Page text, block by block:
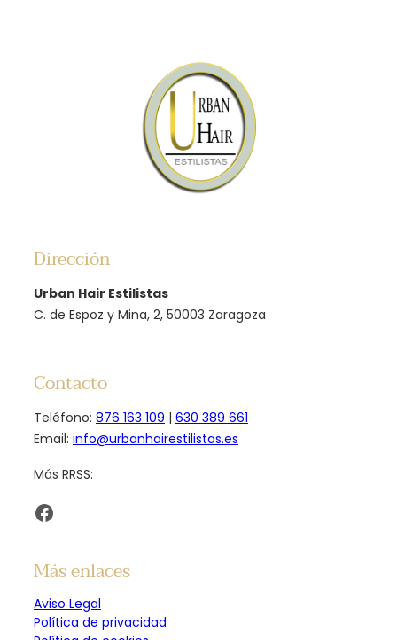
Dirección
Urban Hair Estilistas
C. de Espoz y Mina, 2, 50003 Zaragoza
Contacto
Teléfono: 876 163 109 | 630 389 661
Email: info@urbanhairestilistas.es
Más RRSS:
Facebook
Más enlaces
Aviso Legal
Política de privacidad